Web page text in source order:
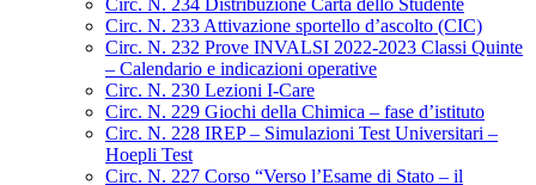
Circ. N. 234 Distribuzione Carta dello Studente
Circ. N. 233 Attivazione sportello d’ascolto (CIC)
Circ. N. 232 Prove INVALSI 2022-2023 Classi Quinte
– Calendario e indicazioni operative
Circ. N. 230 Lezioni I-Care
Circ. N. 229 Giochi della Chimica – fase d’istituto
Circ. N. 228 IREP – Simulazioni Test Universitari –
Hoepli Test
Circ. N. 227 Corso “Verso l’Esame di Stato – il